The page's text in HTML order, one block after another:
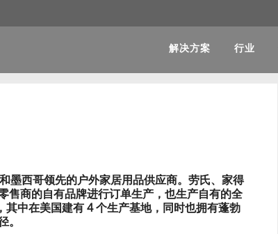
解决方案 行业
墨西哥领先的户外家居用品供应商。劳氏、家得
售商的自有品牌进行订单生产，也生产自有的全
中在美国建有 4 个生产基地，同时也拥有蓬勃